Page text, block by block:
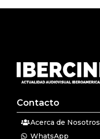
Contacto
Acerca de Nosotros
WhatsApp